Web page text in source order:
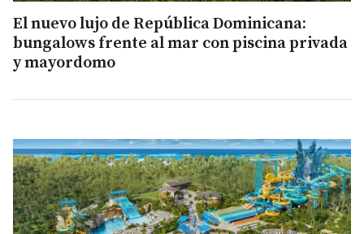
El nuevo lujo de República Dominicana:
bungalows frente al mar con piscina privada
y mayordomo